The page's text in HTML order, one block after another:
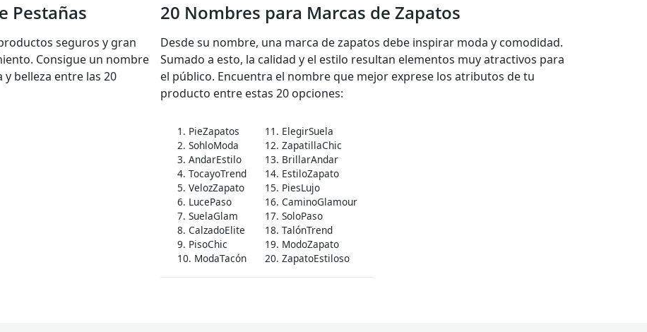
Pestañas
seguros y gran
Consigue un nombre
belleza entre las 20
20 Nombres para Marcas de Zapatos
Desde su nombre, una marca de zapatos debe inspirar moda y comodidad.
Sumado a esto, la calidad y el estilo resultan elementos muy atractivos para
el público. Encuentra el nombre que mejor exprese los atributos de tu
producto entre estas 20 opciones:
1. PieZapatos
2. SohloModa
3. AndarEstilo
4. TocayoTrend
5. VelozZapato
6. LucePaso
7. SuelaGlam
8. CalzadoElite
9. PisoChic
10. ModaTacón
11. ElegirSuela
12. ZapatillaChic
13. BrillarAndar
14. EstiloZapato
15. PiesLujo
16. CaminoGlamour
17. SoloPaso
18. TalónTrend
19. ModoZapato
20. ZapatoEstiloso